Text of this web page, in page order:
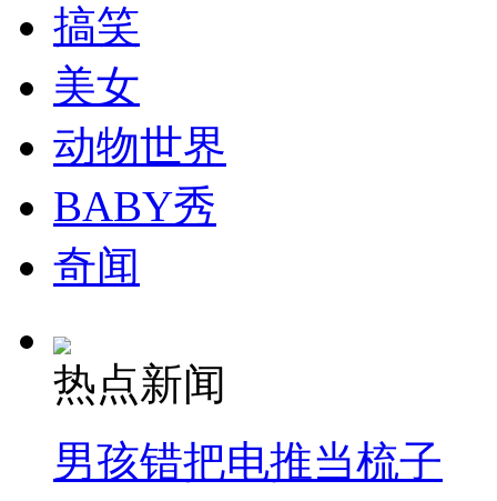
消防员救轻生者
纽约上演“枕头大战”
司机酒驾遇交警 急速倒车逃窜
搞笑
美女
动物世界
BABY秀
奇闻
热点新闻
男孩错把电推当梳子